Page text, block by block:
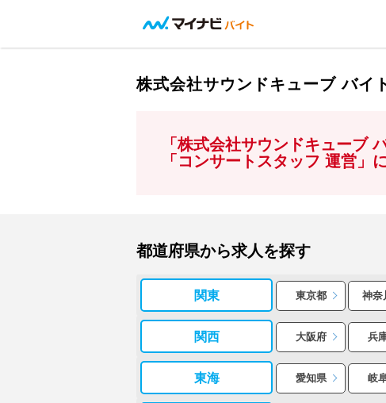
株式会社サウンドキューブ バイ
「株式会社サウンドキューブ
「コンサートスタッフ 運営」
都道府県から求人を探す
関東 東京都 神奈
関西 大阪府 兵
東海 愛知県 岐